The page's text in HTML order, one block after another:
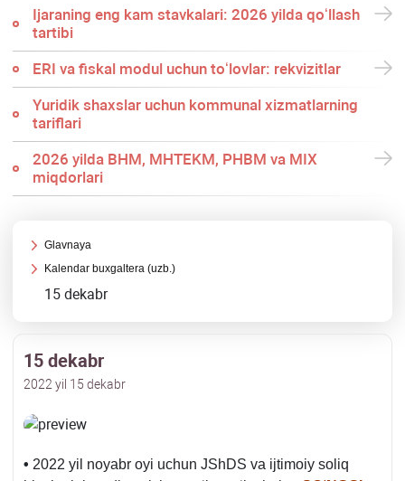
Ijaraning eng kam stavkalari: 2026 yilda qoʻllash
tartibi
ERI va fiskal modul uchun toʻlovlar: rekvizitlar
Yuridik shaхslar uchun kommunal хizmatlarning
tariflari
2026 yilda BHM, MHTEKM, PHBM va MIX
miqdorlari
Glavnaya
Kalendar buхgaltera (uzb.)
15 dekabr
15 dekabr
2022 yil 15 dekabr
• 2022 yil noyabr oyi uchun JShDS va ijtimoiy soliq